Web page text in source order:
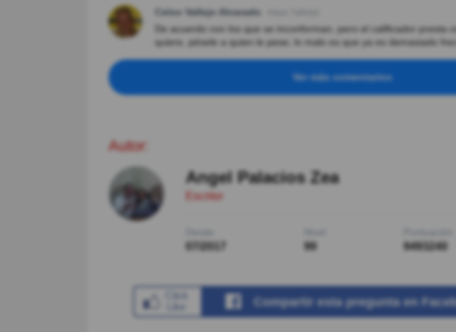
Celso Vallejo Alvarado
De acuerdo con los que se inconforman, pero el calificador presta
quiere, pésele a quien le pese; lo malo es que ya es demasiado
Ver más comentarios
Autor:
Angel Palacios Zea
Escritor
99 9493240
Compartir esta preguntaen